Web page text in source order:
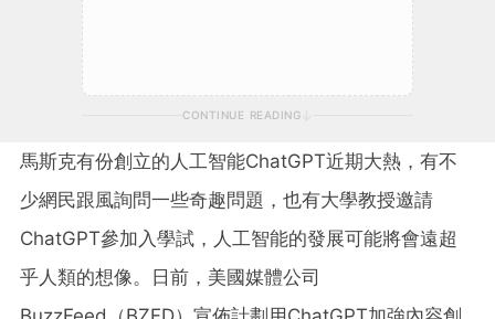
CONTINUE READING
馬斯克有份創立的人工智能ChatGPT近期大熱，有不
少網民跟風詢問一些奇趣問題，也有大學教授邀請
ChatGPT參加入學試，人工智能的發展可能將會遠超
乎人類的想像。日前，美國媒體公司